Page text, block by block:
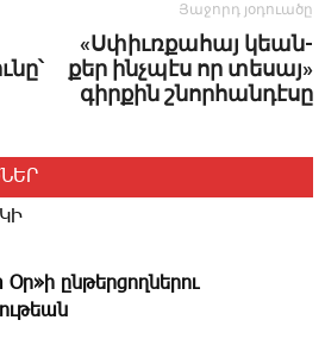
Յաջորդ յօդուածը
«Ս­փիւռ­քա­հայ կեան­
քեր ինչ­պէս որ տե­սայ»
գիր­քին շնոր­հան­դէ­սը
ընթերցողներու